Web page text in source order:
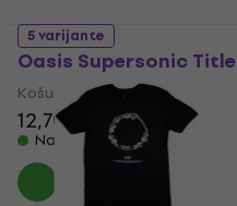
5 varijante
Oasis Supersonic Title
Košulja
12,70 € 13,10 €
Na skladištu